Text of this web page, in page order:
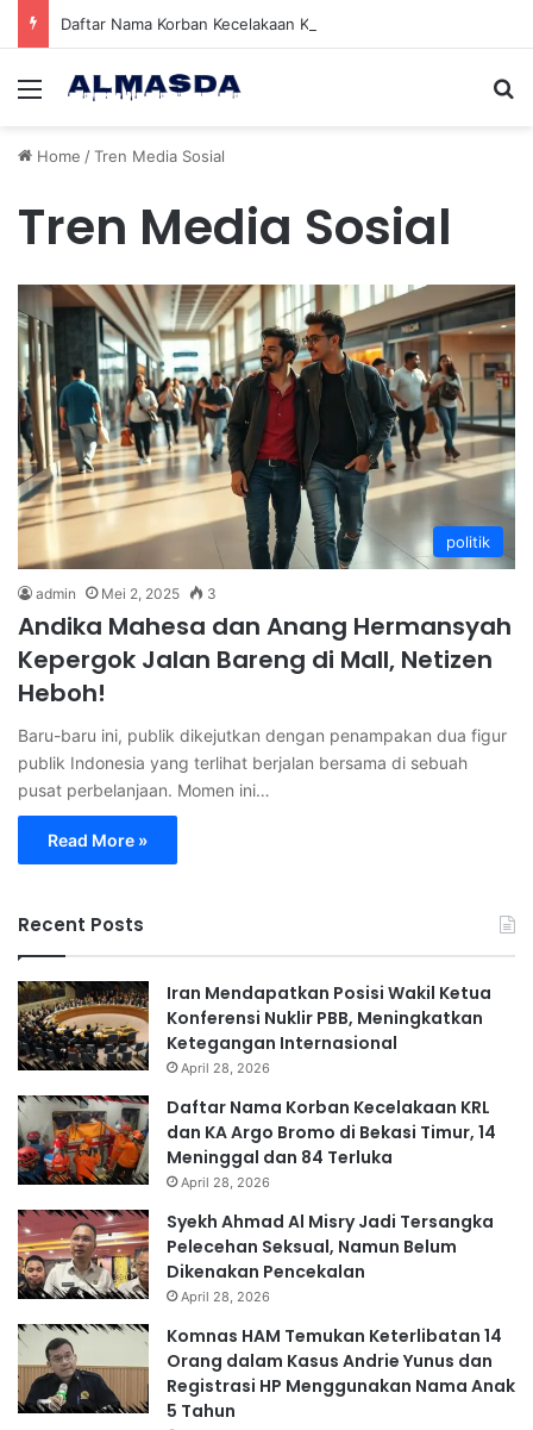
Menu
Home /Tren Media Sosial
Tren Media Sosial
politik
admin Mei 2, 2025 3
Andika Mahesa dan Anang Hermansyah
Kepergok Jalan Bareng di Mall, Netizen
Heboh!
Baru-baru ini, publik dikejutkan dengan penampakan dua figur
publik Indonesia yang terlihat berjalan bersama di sebuah
pusat perbelanjaan. Momen ini…
Read More »
Recent Posts
Iran Mendapatkan Posisi Wakil Ketua
Konferensi Nuklir PBB, Meningkatkan
Ketegangan Internasional
April 28, 2026
Daftar Nama Korban Kecelakaan KRL
dan KA Argo Bromo di Bekasi Timur, 14
Meninggal dan 84 Terluka
April 28, 2026
Syekh Ahmad Al Misry Jadi Tersangka
Pelecehan Seksual, Namun Belum
Dikenakan Pencekalan
April 28, 2026
Komnas HAM Temukan Keterlibatan 14
Orang dalam Kasus Andrie Yunus dan
Registrasi HP Menggunakan Nama Anak
5 Tahun